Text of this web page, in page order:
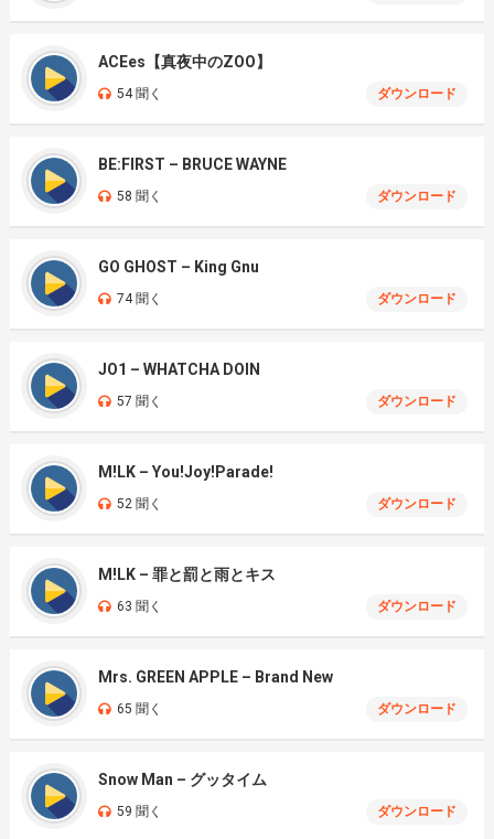
ACEes【真夜中のZOO】
54 聞く ダウンロード
BE:FIRST – BRUCE WAYNE
58 聞く ダウンロード
GO GHOST – King Gnu
74 聞く ダウンロード
JO1 – WHATCHA DOIN
57 聞く ダウンロード
M!LK – You!Joy!Parade!
52 聞く ダウンロード
M!LK – 罪と罰と雨とキス
63 聞く ダウンロード
Mrs. GREEN APPLE – Brand New
65 聞く ダウンロード
Snow Man – グッタイム
59 聞く ダウンロード